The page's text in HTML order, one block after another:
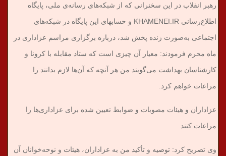
رهبر انقلاب در این سخنرانی که از شبکه‌های رسانه‌ی ملی، پایگاه
اطلاع‌رسانی KHAMENEI.IR و حسابهای این پایگاه در شبکه‌های
اجتماعی به‌صورت زنده پخش شد، درباره برگزاری مراسم عزاداری در
ماه محرم فرمودند: معیار آن چیزی است که ستاد مقابله با کرونا و
کارشناسان بهداشت می‌‌گویند من هر آنچه که آن‌ها لازم بدانند را
مراعات خواهم کرد.
عزاداران و هیئات مصوبات و ضوابط تعیین شده برای عزاداری‌‌ها را
مراعات کنند
وی تصریح کرد: توصیه و تأکید من به عزاداران، هیئات و نوحه‌خوانان آن